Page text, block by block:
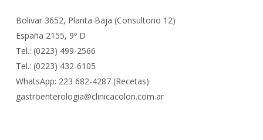
Bolivar 3652, Planta Baja (Consultorio 12)
España 2155, 9º D
Tel.: (0223) 499-2566
Tel.: (0223) 432-6105
WhatsApp: 223 682-4287 (Recetas)
gastroenterologia@clinicacolon.com.ar